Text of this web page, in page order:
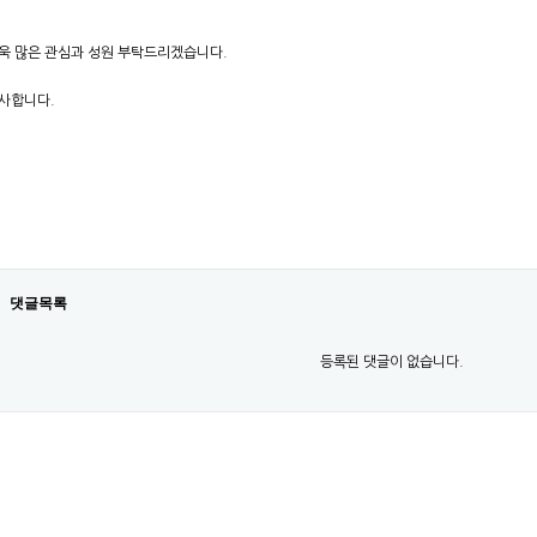
많은 관심과 성원 부탁드리겠습니다.
합니다.
댓글목록
등록된 댓글이 없습니다.